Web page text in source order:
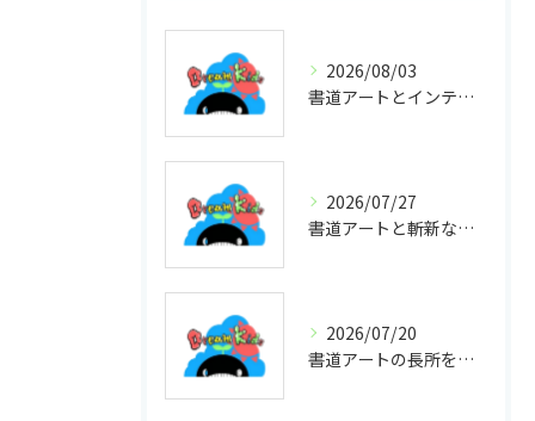
2026/08/03
書道アートとインテリアに活かす栃木県宇都宮市足利市での選び方ガイド
2026/07/27
書道アートと斬新な発想で空間を変える現代流表現と実践アイデア
2026/07/20
書道アートの長所を栃木県宇都宮市芳賀郡市貝町で発見する表現力と創造性の広がり